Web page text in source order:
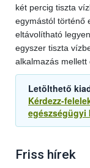
két percig tiszta
egymástól történő
eltávolítható
egyszer tiszta
alkalmazás
Letölthető
Kérdezz-
egészségügyi
Friss hírek